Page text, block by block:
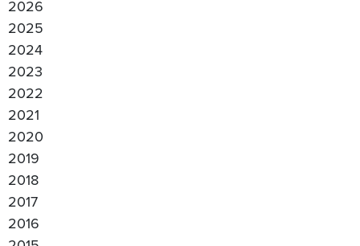
2026
2025
2024
2023
2022
2021
2020
2019
2018
2017
2016